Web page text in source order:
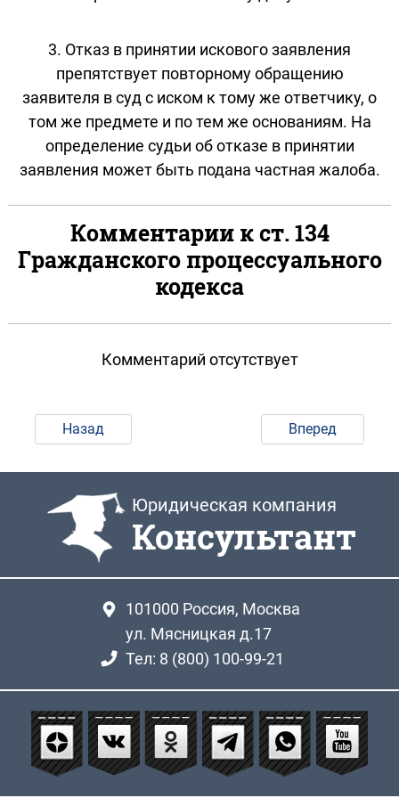
3. Отказ в принятии искового заявления
препятствует повторному обращению
заявителя в суд с иском к тому же ответчику, о
том же предмете и по тем же основаниям. На
определение судьи об отказе в принятии
заявления может быть подана частная жалоба.
Комментарии к ст. 134
Гражданского процессуального
кодекса
Комментарий отсутствует
Назад Вперед
Юридическая компания
Консультант
101000 Россия, Москва
ул. Мясницкая д.17
Тел: 8 (800) 100-99-21